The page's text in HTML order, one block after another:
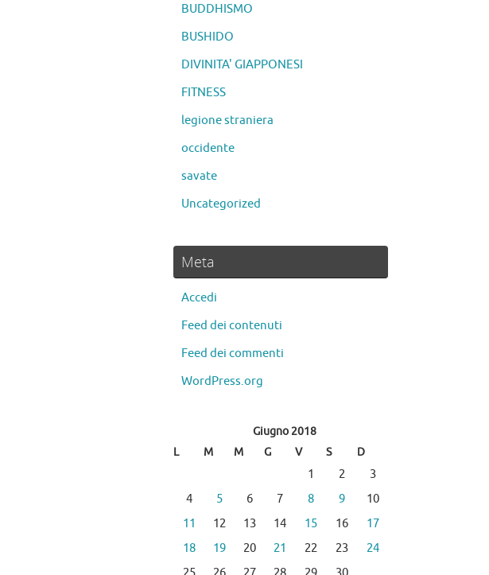
BUDDHISMO
BUSHIDO
DIVINITA' GIAPPONESI
FITNESS
legione straniera
occidente
savate
Uncategorized
Meta
Accedi
Feed dei contenuti
Feed dei commenti
WordPress.org
Giugno 2018
L
M M G V S D
1 2
3
4
5 6 7 8 9
10
11
12 13 14 15 16
17
18
19 20 21 22 23
24